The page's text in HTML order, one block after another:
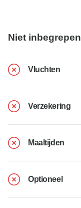
Niet inbegrepen
Vluchten
Verzekering
Maaltijden
Optioneel